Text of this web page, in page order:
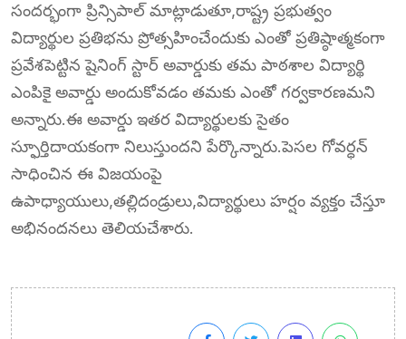
సందర్భంగా ప్రిన్సిపాల్ మాట్లాడుతూ,రాష్ట్ర ప్రభుత్వం
విద్యార్థుల ప్రతిభను ప్రోత్సహించేందుకు ఎంతో ప్రతిష్ఠాత్మకంగా
ప్రవేశపెట్టిన షైనింగ్ స్టార్ అవార్డుకు తమ పాఠశాల విద్యార్థి
ఎంపికై అవార్డు అందుకోవడం తమకు ఎంతో గర్వకారణమని
అన్నారు.ఈ అవార్డు ఇతర విద్యార్థులకు సైతం
స్ఫూర్తిదాయకంగా నిలుస్తుందని పేర్కొన్నారు.పెసల గోవర్ధన్
సాధించిన ఈ విజయంపై
ఉపాధ్యాయులు,తల్లిదండ్రులు,విద్యార్థులు హర్షం వ్యక్తం చేస్తూ
అభినందనలు తెలియచేశారు.